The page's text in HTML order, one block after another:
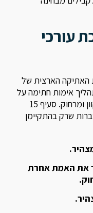
עורכי
האתיקה הארצית של
אימות חתימה על
גבי תצהירים מסוגים שונים, באופן מקוון ומרחוק. סעיף 15
דרישות מצטברות שרק בהתקיימן
את האמת אחרת